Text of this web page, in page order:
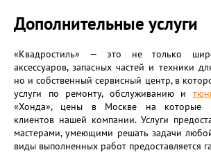
Дополнительные услуги
«Квадростиль» — это не только
аксессуаров, запасных частей и техники
но и собственный сервисный центр, в
услуги по ремонту, обслуживанию и
«Хонда», цены в Москве на которые
клиентов нашей компании. Услуги
мастерами, умеющими решать задачи
виды выполненных работ предоставляется